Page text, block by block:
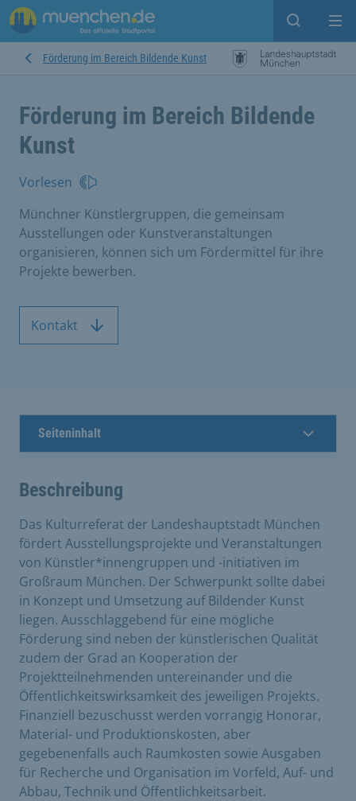
Suche
Förderung im Bereich Bildende Kunst
Förderung im Bereich Bildende
Kunst
Vorlesen
Münchner Künstlergruppen, die gemeinsam
Ausstellungen oder Kunstveranstaltungen
organisieren, können sich um Fördermittel für ihre
Projekte bewerben.
Kontakt
Seiteninhalt
Beschreibung
Das Kulturreferat der Landeshauptstadt München
fördert Ausstellungsprojekte und Veranstaltungen
von Künstler*innengruppen und -initiativen im
Großraum München. Der Schwerpunkt sollte dabei
in Konzept und Umsetzung auf Bildender Kunst
liegen. Ausschlaggebend für eine mögliche
Förderung sind neben der künstlerischen Qualität
zudem der Grad an Kooperation der
Projektteilnehmenden untereinander und die
Öffentlichkeitswirksamkeit des jeweiligen Projekts.
Finanziell bezuschusst werden vorrangig Honorar,
Material- und Produktionskosten, aber
gegebenenfalls auch Raumkosten sowie Ausgaben
für Recherche und Organisation im Vorfeld, Auf- und
Abbau, Technik und Öffentlichkeitsarbeit.